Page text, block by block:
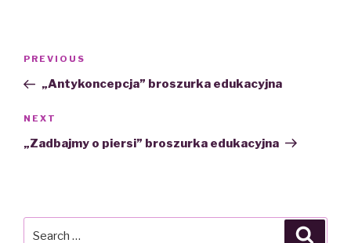
Nawigacja
Previous
Post
PREVIOUS
„Antykoncepcja” broszurka edukacyjna
Next
Post
NEXT
„Zadbajmy o piersi” broszurka edukacyjna